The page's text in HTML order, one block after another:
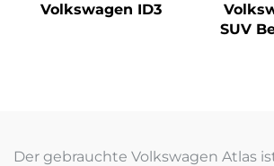
Volkswagen ID3
SUV
Der gebrauchte Volkswagen Atlas